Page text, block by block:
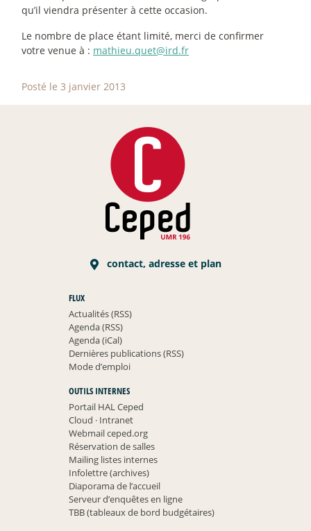
qu’il viendra présenter à cette occasion.
Le nombre de place étant limité, merci de confirmer
votre venue à : mathieu.quet@ird.fr
Posté le 3 janvier 2013
contact, adresse et plan
FLUX
Actualités (RSS)
Agenda (RSS)
Agenda (iCal)
Dernières publications (RSS)
Mode d’emploi
OUTILS INTERNES
Portail HAL Ceped
Cloud ·Intranet
Webmail ceped.org
Réservation de salles
Mailing listes internes
Infolettre (archives)
Diaporama de l’accueil
Serveur d’enquêtes en ligne
TBB (tableaux de bord budgétaires)